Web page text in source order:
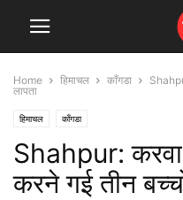
Home हिमाचल काँगडा
लापता
हिमाचल काँगडा
Shahpur: करवा
करने गई तीन